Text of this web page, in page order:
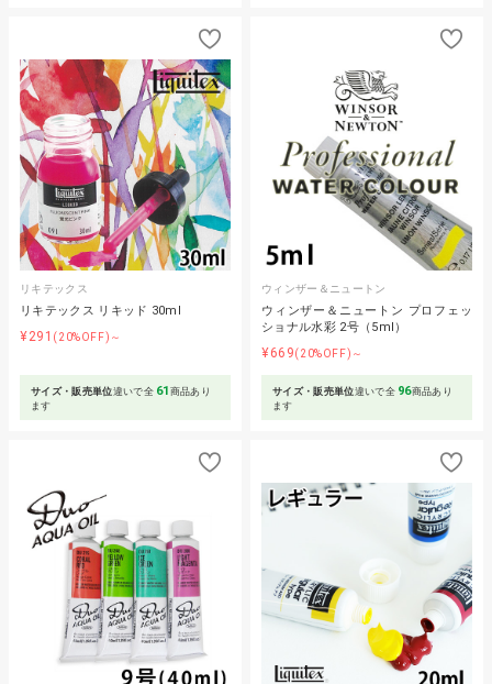
リキテックス
リキテックス リキッド 30ml
¥291 (20%OFF)～
サイズ・販売単位違いで全 61 商品あり
ます
ウィンザー＆ニュートン
ウィンザー＆ニュートン プロフェッ
ショナル水彩 2号（5ml）
¥669(20%OFF)～
サイズ・販売単位違いで全 96商品あり
ます